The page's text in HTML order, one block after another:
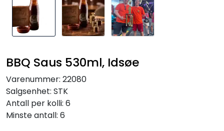
BBQ Saus 530ml, Idsøe
Varenummer: 22080
Salgsenhet: STK
Antall per kolli: 6
Minste antall: 6